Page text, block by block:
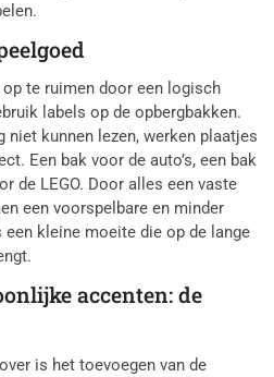
te ruimen door een logisch
labels op de opbergbakken.
niet kunnen lezen, werken plaatjes
Een bak voor de auto’s, een bak
de LEGO. Door alles een vaste
een voorspelbare en minder
kleine moeite die op de lange
accenten: de
is het toevoegen van de